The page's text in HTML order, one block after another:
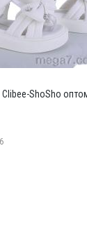
ShoSho